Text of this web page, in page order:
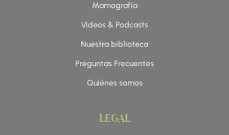
Mamografía
Videos & Podcasts
Nuestra biblioteca
Preguntas Frecuentes
Quiénes somos
LEGAL